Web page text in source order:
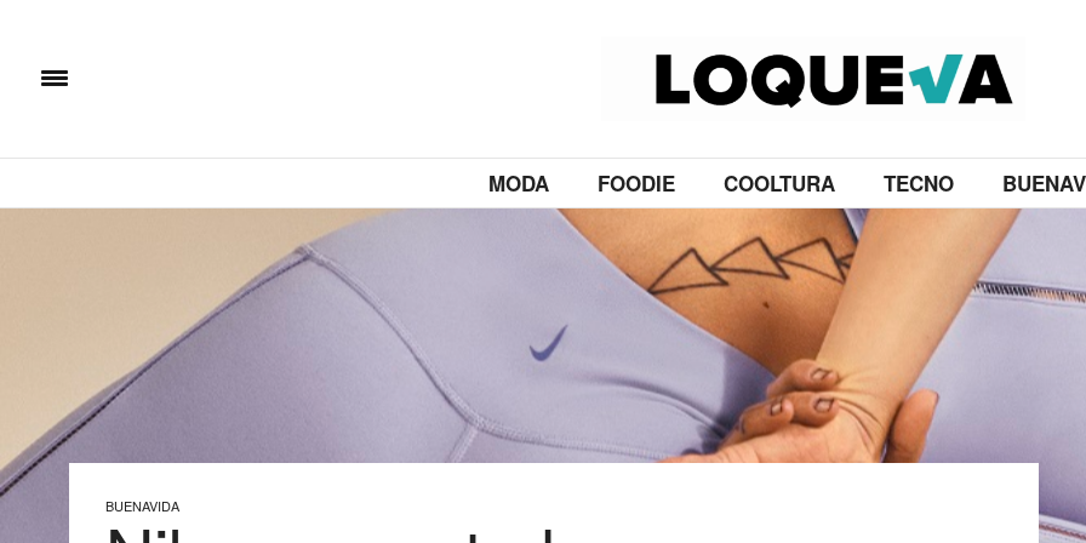
MODA FOODIE COOLTURA TECNO
BUENAVIDA